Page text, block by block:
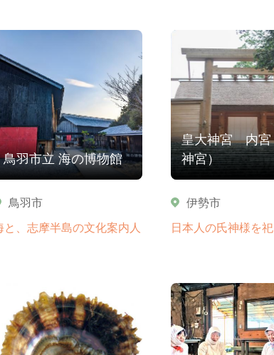
鳥羽市立 海の博物館
鳥羽市
と、志摩半島の文化案内人
皇大神宮 内宮
神宮）
伊勢市
日本人の氏神様を